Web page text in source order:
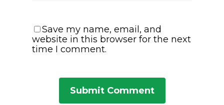
Save my name, email, and
website in this browser for the next
time I comment.